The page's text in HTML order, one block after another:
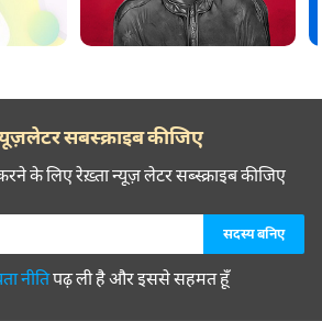
सबस्क्राइब कीजिए
करने के लिए रेख़्ता न्यूज़ लेटर सब्स्क्राइब कीजिए
नीतिपढ़ ली है और इससे सहमत हूँ